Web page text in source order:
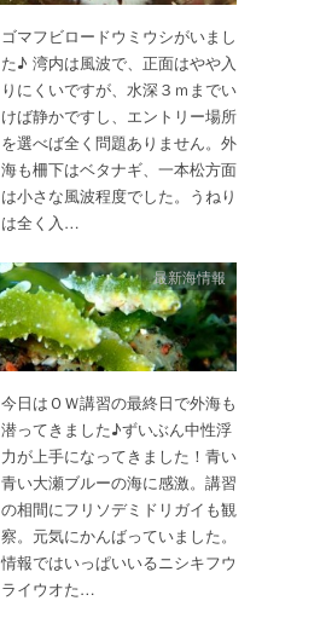
ゴマフビロードウミウシがいまし
た♪ 湾内は風波で、正面はやや入
りにくいですが、水深３ｍまでい
けば静かですし、エントリー場所
を選べば全く問題ありません。外
海も柵下はベタナギ、一本松方面
は小さな風波程度でした。うねり
は全く入…
最新海情報
今日はＯＷ講習の最終日で外海も
潜ってきました♪ずいぶん中性浮
力が上手になってきました！青い
青い大瀬ブルーの海に感激。講習
の相間にフリソデミドリガイも観
察。元気にかんばっていました。
情報ではいっぱいいるニシキフウ
ライウオた…